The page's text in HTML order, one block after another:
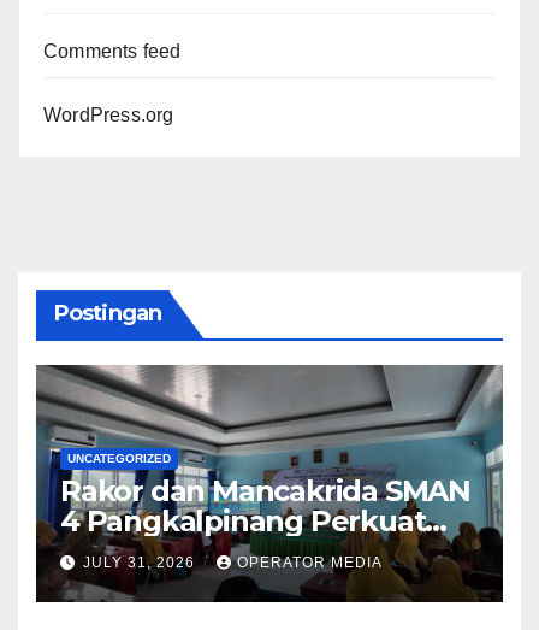
Comments feed
WordPress.org
Postingan
UNCATEGORIZED
Rakor dan Mancakrida SMAN
4 Pangkalpinang Perkuat
Kolaborasi Wujudkan
Sekolah Aman, Nyaman, dan
Menyenangkan
JULY 31, 2026 OPERATOR MEDIA